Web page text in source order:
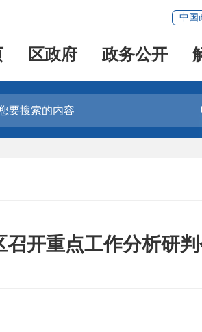
中国
区政府 政务公开
召开重点工作分析研